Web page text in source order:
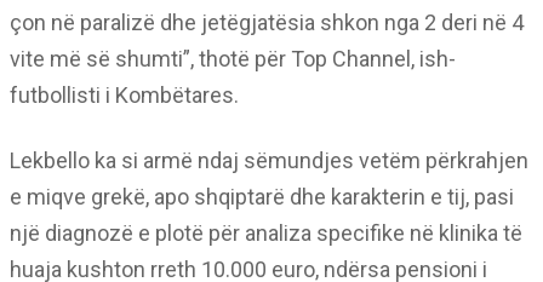
çon në paralizë dhe jetëgjatësia shkon nga 2 deri në 4
vite më së shumti”, thotë për Top Channel, ish-
futbollisti i Kombëtares.
Lekbello ka si armë ndaj sëmundjes vetëm përkrahjen
e miqve grekë, apo shqiptarë dhe karakterin e tij, pasi
një diagnozë e plotë për analiza specifike në klinika të
huaja kushton rreth 10.000 euro, ndërsa pensioni i